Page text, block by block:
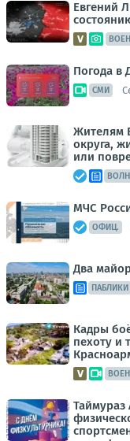
Евгений
Погода в
СМИ
Жителям
округа,
или
МЧС
ОФИЦ.
Два
ПАБЛИКИ
Кадры
пехоту и
Таймураз